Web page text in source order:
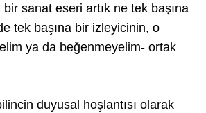
sanat eseri artık ne tek başına
tek başına bir izleyicinin, o
ya da beğenmeyelim- ortak
duyusal hoşlantısı olarak